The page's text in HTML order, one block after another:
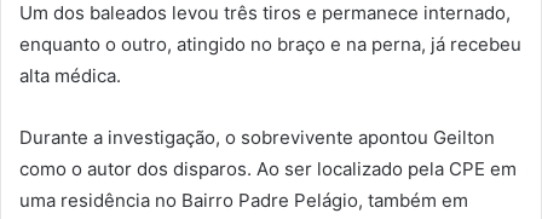
Um dos baleados levou três tiros e permanece internado,
enquanto o outro, atingido no braço e na perna, já recebeu
alta médica.
Durante a investigação, o sobrevivente apontou Geilton
como o autor dos disparos. Ao ser localizado pela CPE em
uma residência no Bairro Padre Pelágio, também em